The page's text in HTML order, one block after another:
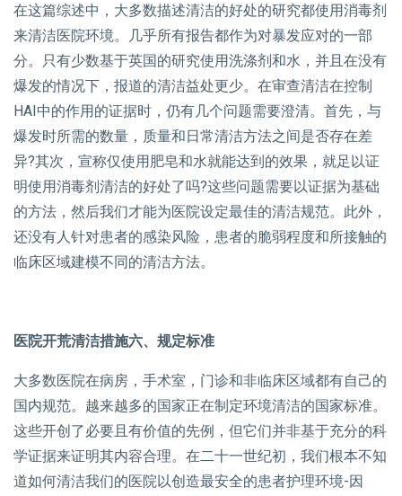
在这篇综述中，大多数描述清洁的好处的研究都使用消毒剂
来清洁医院环境。几乎所有报告都作为对暴发应对的一部
分。只有少数基于英国的研究使用洗涤剂和水，并且在没有
爆发的情况下，报道的清洁益处更少。在审查清洁在控制
HAI中的作用的证据时，仍有几个问题需要澄清。首先，与
爆发时所需的数量，质量和日常清洁方法之间是否存在差
异?其次，宣称仅使用肥皂和水就能达到的效果，就足以证
明使用消毒剂清洁的好处了吗?这些问题需要以证据为基础
的方法，然后我们才能为医院设定最佳的清洁规范。此外，
还没有人针对患者的感染风险，患者的脆弱程度和所接触的
临床区域建模不同的清洁方法。
医院开荒清洁措施六、规定标准
大多数医院在病房，手术室，门诊和非临床区域都有自己的
国内规范。越来越多的国家正在制定环境清洁的国家标准。
这些开创了必要且有价值的先例，但它们并非基于充分的科
学证据来证明其内容合理。在二十一世纪初，我们根本不知
道如何清洁我们的医院以创造最安全的患者护理环境-因